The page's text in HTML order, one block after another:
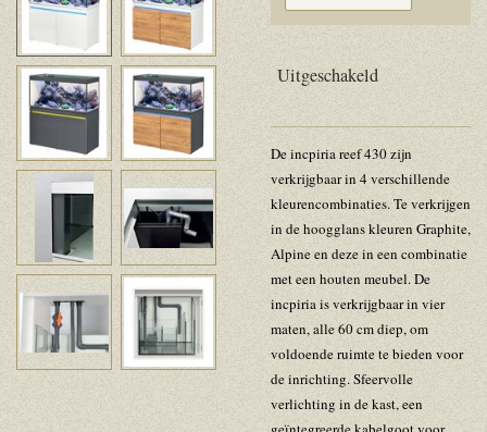
Uitgeschakeld
De incpiria reef 430 zijn
verkrijgbaar in 4 verschillende
kleurencombinaties. Te verkrijgen
in de hoogglans kleuren Graphite,
Alpine en deze in een combinatie
met een houten meubel. De
incpiria is verkrijgbaar in vier
maten, alle 60 cm diep, om
voldoende ruimte te bieden voor
de inrichting. Sfeervolle
verlichting in de kast, een